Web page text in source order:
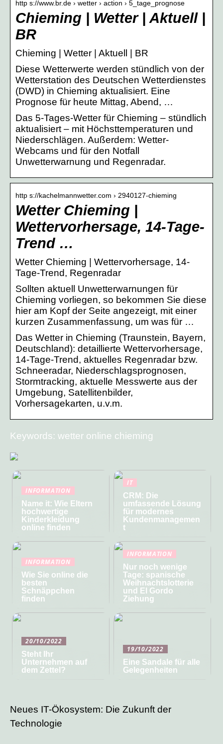
http s://www.br.de › wetter › action › 5_tage_prognose
Chieming | Wetter | Aktuell |
BR
Chieming | Wetter | Aktuell | BR
Diese Wetterwerte werden stündlich von der
Wetterstation des Deutschen Wetterdienstes
(DWD) in Chieming aktualisiert. Eine
Prognose für heute Mittag, Abend, …
Das 5-Tages-Wetter für Chieming – stündlich
aktualisiert – mit Höchsttemperaturen und
Niederschlägen. Außerdem: Wetter-
Webcams und für den Notfall
Unwetterwarnung und Regenradar.
http s://kachelmannwetter.com › 2940127-chieming
Wetter Chieming |
Wettervorhersage, 14-Tage-
Trend …
Wetter Chieming | Wettervorhersage, 14-
Tage-Trend, Regenradar
Sollten aktuell Unwetterwarnungen für
Chieming vorliegen, so bekommen Sie diese
hier am Kopf der Seite angezeigt, mit einer
kurzen Zusammenfassung, um was für …
Das Wetter in Chieming (Traunstein, Bayern,
Deutschland): detaillierte Wettervorhersage,
14-Tage-Trend, aktuelles Regenradar bzw.
Schneeradar, Niederschlagsprognosen,
Stormtracking, aktuelle Messwerte aus der
Umgebung, Satellitenbilder,
Vorhersagekarten, u.v.m.
Keywords: wetter online chieming
INFORMATION
Name it: Wie Eltern
hochwertige
Kinderkleidung
online finden
IT
CRM: Die
umfassende Lösung
für modernes
Kundenmanagemen
t
INFORMATION
Wie Sie online die
besten
Schnäppchen
finden
INFORMATION
Nur noch wenige
Tage: spanische
Weihnachtslotterie
und El Gordo
Ziehung
20/10/2022
Steht Ihr
Unternehmen auf
dem Zettel?
19/10/2022
Eine Sandale für alle
Gelegenheiten
Neues IT-Ökosystem: Die Zukunft der
Technologie